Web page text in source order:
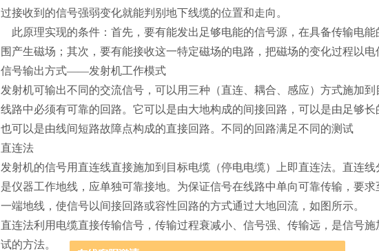
过接收到的信号强弱变化就能判别地下线缆的位置和走向。
此原理实现的条件：首先，要有能发出足够电能的信号源，在具备传输电
围产生磁场；其次，要有能接收这一特定磁场的电路，把磁场的变化过程以电
信号输出方式——发射机工作模式
发射机可输出不同的交流信号，可以用三种（直连、耦合、感应）方式施加
线路中必须有可靠的回路。它可以是由大地构成的间接回路，可以是由足够
也可以是由线间短路故障点构成的直接回路。不同的回路满足不同的测试
直连法
发射机的信号用直连线直接施加到目标电缆（停电电缆）上即直连法。直连
是仪器工作地线，应单独可靠接地。为保证信号在线路中单向可靠传输，要
一端地线，使信号以间接回路或容性回路的方式通过大地回流，如图所示。
直连法利用电缆直接传输信号，传输过程衰减小、信号强、传输远，是信号
试的方法。